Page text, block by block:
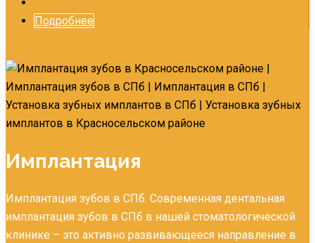
Подробнее
Имплантация
Имплантация зубов в СПб. Современная дентальная
имплантация зубов в СПб в нашей стоматологической
клинике – это активно развивающееся направление в